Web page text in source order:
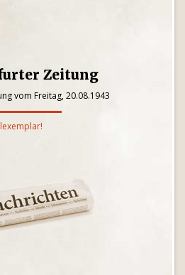
Zeitung
vom Freitag, 20.08.1943